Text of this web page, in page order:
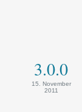
3.0.0
15. November
2011